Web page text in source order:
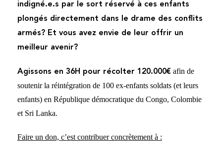
indigné.e.s par le sort réservé à ces enfants
plongés directement dans le drame des conflits
armés? Et vous avez envie de leur offrir un
meilleur avenir?
Agissons en 36H pour récolter 120.000€afin de
soutenir la réintégration de 100 ex-enfants soldats (et leurs
enfants) en République démocratique du Congo, Colombie
et Sri Lanka.
Faire un don, c’est contribuer concrètement à :